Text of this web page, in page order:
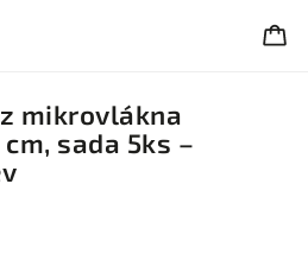
mikrovlákna
sada 5ks –